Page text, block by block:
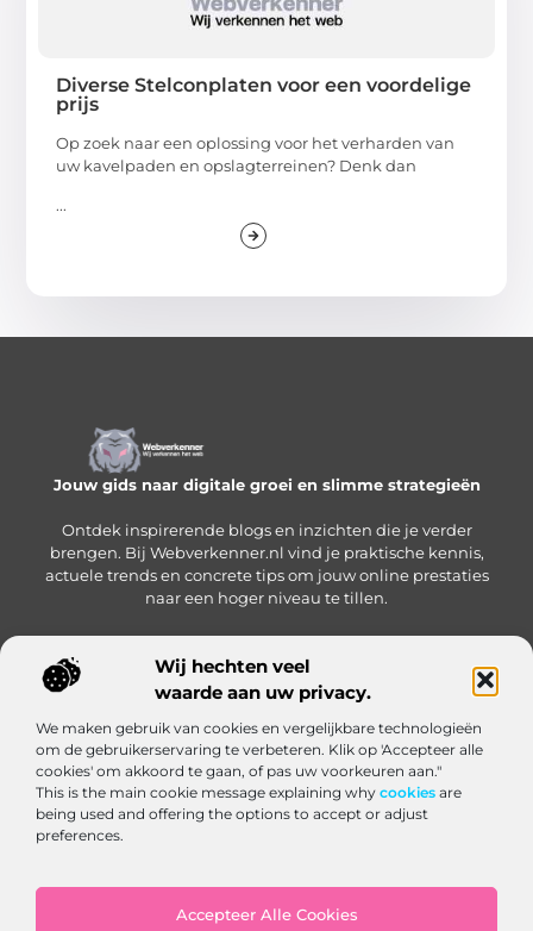
Wij hechten veel
waarde aan uw privacy.
We maken gebruik van cookies en vergelijkbare technologieën
om de gebruikerservaring te verbeteren. Klik op 'Accepteer alle
cookies' om akkoord te gaan, of pas uw voorkeuren aan."
This is the main cookie message explaining why cookies are
being used and offering the options to accept or adjust
preferences.
Accepteer Alle Cookies
Diverse Stelconplaten voor een voordelige
prijs
Op zoek naar een oplossing voor het verharden van
uw kavelpaden en opslagterreinen? Denk dan
...
Jouw gids naar digitale groei en slimme strategieën
Ontdek inspirerende blogs en inzichten die je verder
brengen. Bij Webverkenner.nl vind je praktische kennis,
actuele trends en concrete tips om jouw online prestaties
naar een hoger niveau te tillen.
Onze informatie
Bericht categorie